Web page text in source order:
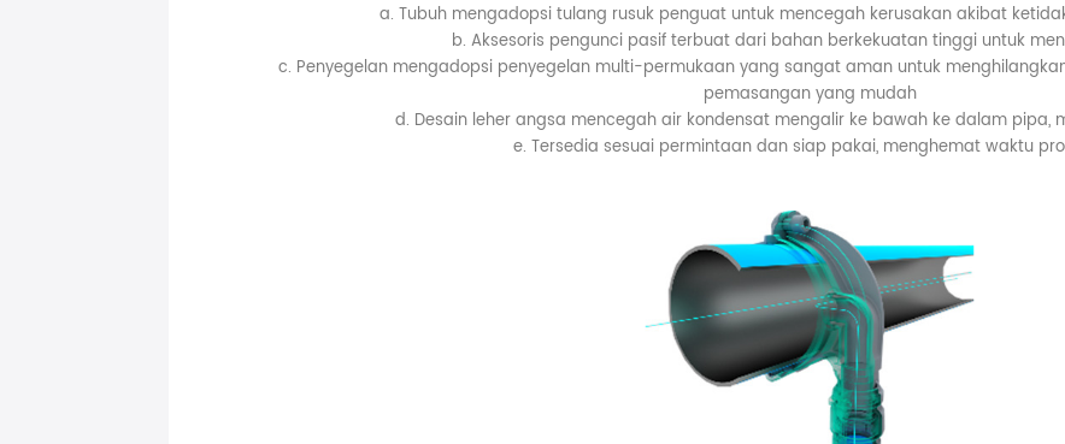
a. Tubuh mengadopsi tulang rusuk penguat untuk mencegah kerusakan akibat
b. Aksesoris pengunci pasif terbuat dari bahan berkekuatan tinggi untuk
c. Penyegelan mengadopsi penyegelan multi-permukaan yang sangat aman untuk
pemasangan yang mudah
d. Desain leher angsa mencegah air kondensat mengalir ke bawah ke dalam pipa,
e. Tersedia sesuai permintaan dan siap pakai, menghemat waktu